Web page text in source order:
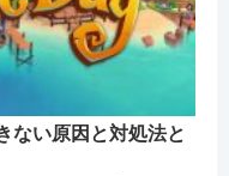
ない原因と対処法と